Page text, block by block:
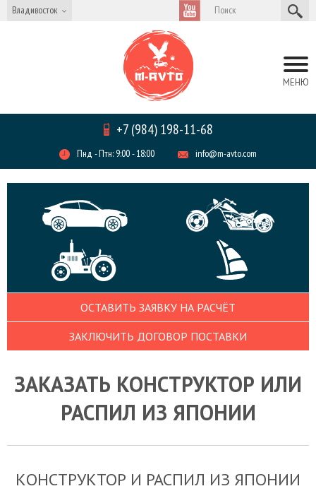
Владивосток
МЕНЮ
Пнд - Птн: 9:00 - 18:00 info@m-avto.com
+7 (984) 198-11-68
ОСТАВИТЬ ЗАЯВКУ НА РАСЧЁТ
ЗАКЛЮЧИТЬ ДОГОВОР ПОСТАВКИ
ЗАКАЗАТЬ КОНСТРУКТОР ИЛИ
РАСПИЛ ИЗ ЯПОНИИ
КОНСТРУКТОР И РАСПИЛ ИЗ ЯПОНИИ